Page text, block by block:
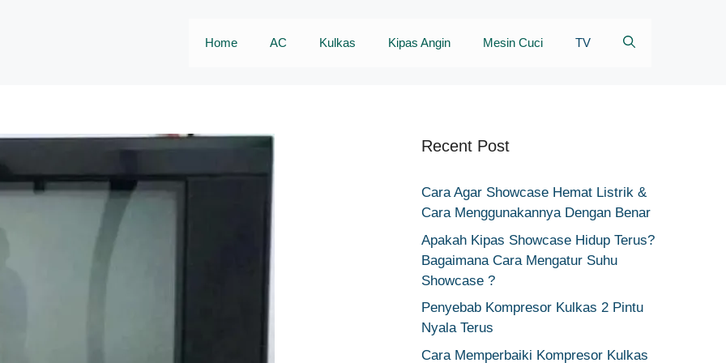
Home AC Kulkas Kipas Angin Mesin Cuci TV
Recent Post
Cara Agar Showcase Hemat Listrik &
Cara Menggunakannya Dengan Benar
Apakah Kipas Showcase Hidup Terus?
Bagaimana Cara Mengatur Suhu
Showcase ?
Penyebab Kompresor Kulkas 2 Pintu
Nyala Terus
Cara Memperbaiki Kompresor Kulkas